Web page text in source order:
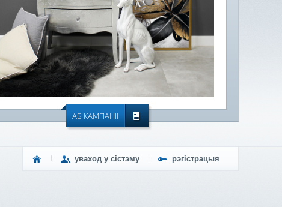
АБ КАМПАНІІ
уваход у сістэму рэгістрацыя